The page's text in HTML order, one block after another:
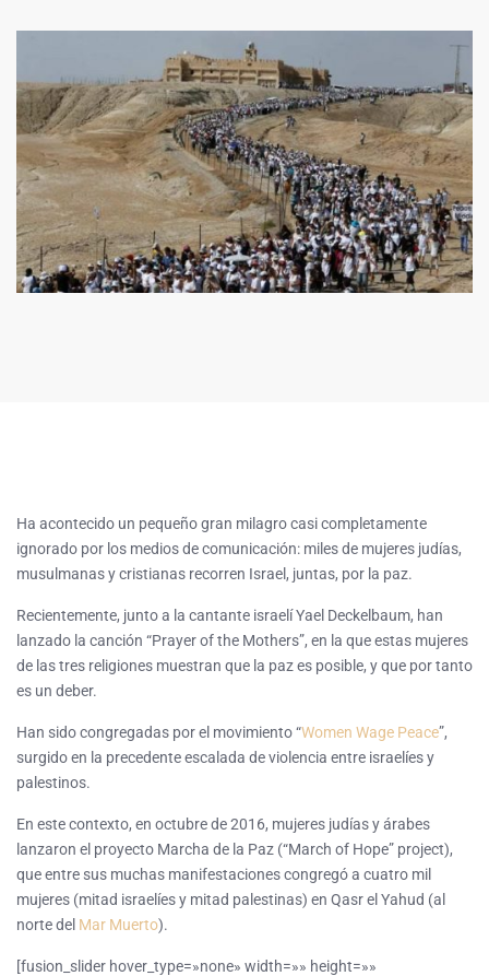
Ha acontecido un pequeño gran milagro casi completamente
ignorado por los medios de comunicación: miles de mujeres judías,
musulmanas y cristianas recorren Israel, juntas, por la paz.
Recientemente, junto a la cantante israelí Yael Deckelbaum, han
lanzado la canción “Prayer of the Mothers”, en la que estas mujeres
de las tres religiones muestran que la paz es posible, y que por tanto
es un deber.
Han sido congregadas por el movimiento “Women Wage Peace”,
surgido en la precedente escalada de violencia entre israelíes y
palestinos.
En este contexto, en octubre de 2016, mujeres judías y árabes
lanzaron el proyecto Marcha de la Paz (“March of Hope” project),
que entre sus muchas manifestaciones congregó a cuatro mil
mujeres (mitad israelíes y mitad palestinas) en Qasr el Yahud (al
norte del Mar Muerto).
[fusion_slider hover_type=»none» width=»» height=»»